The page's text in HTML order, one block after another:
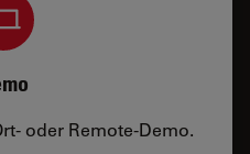
oder Remote-Demo.